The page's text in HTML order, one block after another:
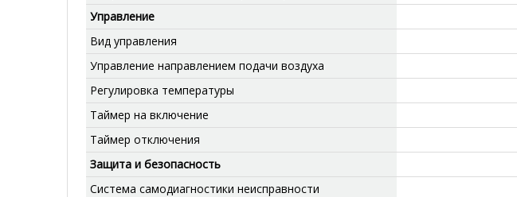
Управление
Вид управления
Управление направлением подачи воздуха
Регулировка температуры
Таймер на включение
Таймер отключения
Защита и безопасность
Система самодиагностики неисправности